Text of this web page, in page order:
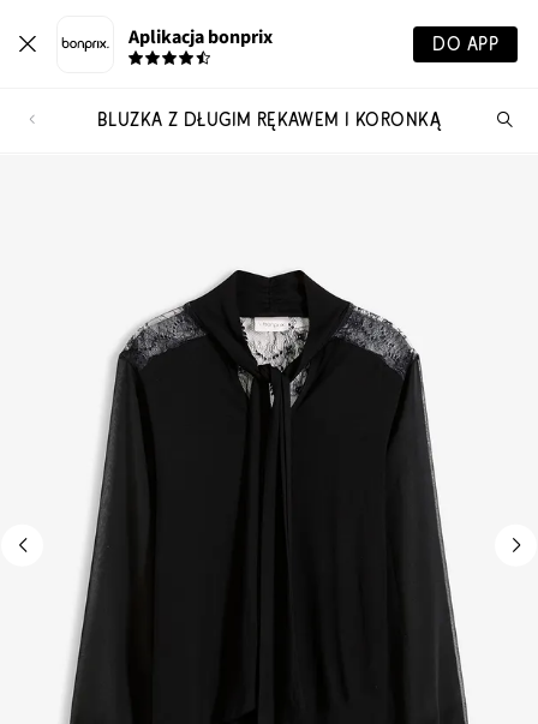
Aplikacja bonprix DO APP
BLUZKA Z DŁUGIM RĘKAWEM I KORONKĄ